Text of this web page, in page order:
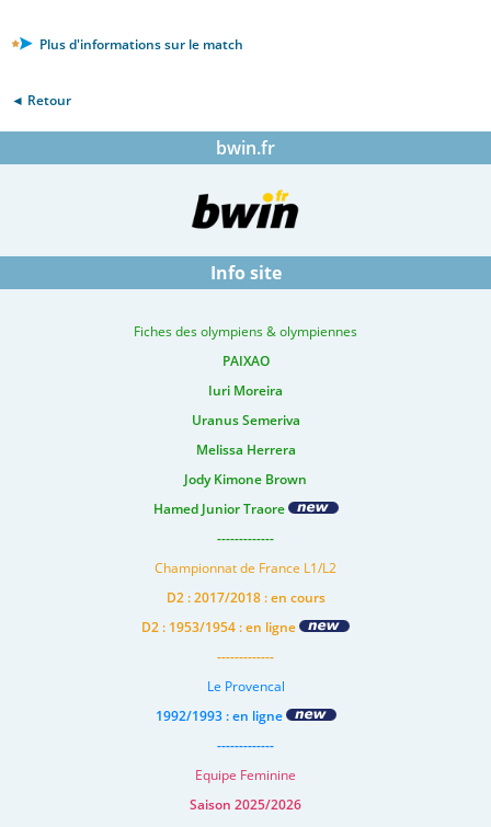
Plus d'informations sur le match
◄ Retour
bwin.fr
Info site
Fiches des olympiens & olympiennes
PAIXAO
Iuri Moreira
Uranus Semeriva
Melissa Herrera
Jody Kimone Brown
Hamed Junior Traore
-------------
Championnat de France L1/L2
D2 : 2017/2018 : en cours
D2 : 1953/1954 : en ligne
-------------
Le Provencal
1992/1993 : en ligne
-------------
Equipe Feminine
Saison 2025/2026